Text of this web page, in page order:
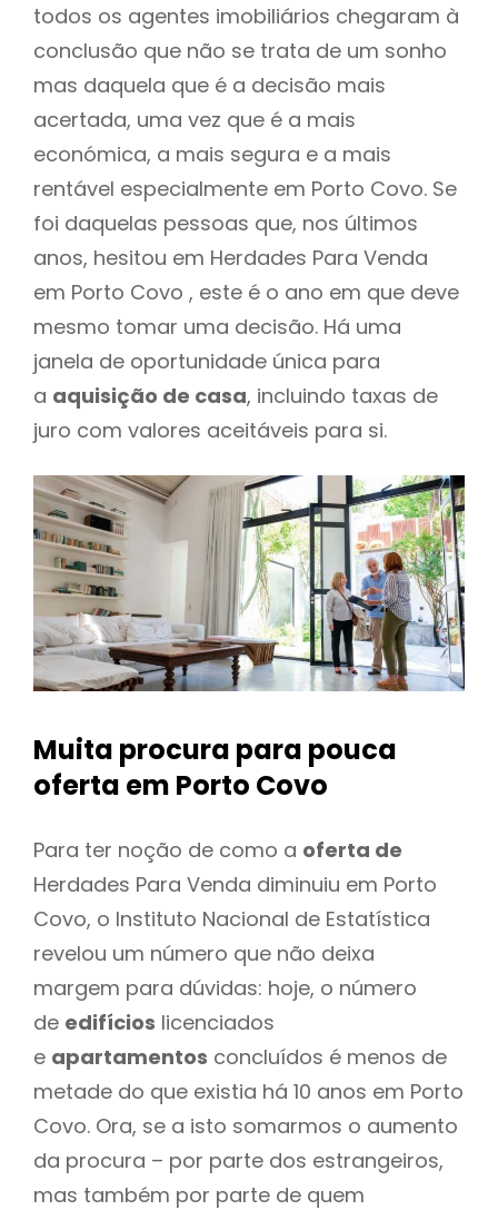
todos os agentes imobiliários chegaram à
conclusão que não se trata de um sonho
mas daquela que é a decisão mais
acertada, uma vez que é a mais
económica, a mais segura e a mais
rentável especialmente em Porto Covo. Se
foi daquelas pessoas que, nos últimos
anos, hesitou em Herdades Para Venda
em Porto Covo , este é o ano em que deve
mesmo tomar uma decisão. Há uma
janela de oportunidade única para
a aquisição de casa, incluindo taxas de
juro com valores aceitáveis para si.
Muita procura para pouca
oferta em Porto Covo
Para ter noção de como a oferta de
Herdades Para Venda diminuiu em Porto
Covo, o Instituto Nacional de Estatística
revelou um número que não deixa
margem para dúvidas: hoje, o número
de edifícios licenciados
e apartamentos concluídos é menos de
metade do que existia há 10 anos em Porto
Covo. Ora, se a isto somarmos o aumento
da procura – por parte dos estrangeiros,
mas também por parte de quem